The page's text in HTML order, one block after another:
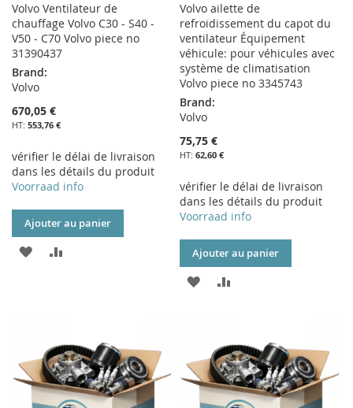
Volvo Ventilateur de
chauffage Volvo C30 - S40 -
V50 - C70 Volvo piece no
31390437
Brand:
Volvo
670,05 €
553,76 €
vérifier le délai de livraison
dans les détails du produit
Voorraad info
Ajouter au panier
AJOUTER
D’ENVIE
Volvo ailette de
refroidissement du capot du
ventilateur Équipement
véhicule: pour véhicules avec
système de climatisation
Volvo piece no 3345743
Brand:
Volvo
75,75 €
62,60 €
vérifier le délai de livraison
dans les détails du produit
Voorraad info
Ajouter au panier
AJOUTER
LISTE
D’ENVIE